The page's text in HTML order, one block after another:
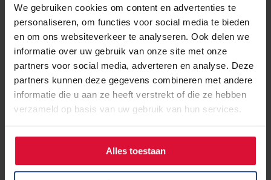
We gebruiken cookies om content en advertenties te
personaliseren, om functies voor social media te bieden
en om ons websiteverkeer te analyseren. Ook delen we
informatie over uw gebruik van onze site met onze
partners voor social media, adverteren en analyse. Deze
partners kunnen deze gegevens combineren met andere
informatie die u aan ze heeft verstrekt of die ze hebben
verzameld op basis van uw gebruik van hun services.
Alles toestaan
Bestel het boekje "Longkanker,
welke vorm heb ik?"
Via het bestelformulier
Het boekje "Longkanker, welke vorm heb ik?" is
financieel mogelijk gemaakt door
financieel mogelijk gemaakt door
geneesmiddelenbedrijven AstraZeneca en Takeda.